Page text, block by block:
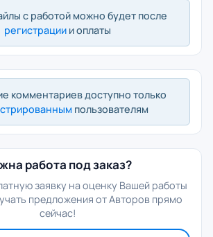
с работой можно будет после
регистрации и оплаты
комментариев доступно только
пользователям
работа под заказ?
заявку на оценку Вашей работы
предложения от Авторов прямо
сейчас!